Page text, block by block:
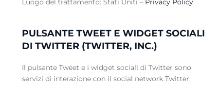
Luogo del trattamento: Stati Uniti – Privacy Policy.
PULSANTE TWEET E WIDGET SOCIALI
DI TWITTER (TWITTER, INC.)
Il pulsante Tweet e i widget sociali di Twitter sono
servizi di interazione con il social network Twitter,